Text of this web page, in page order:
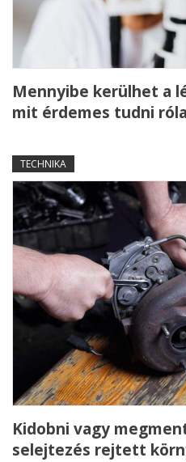
Mennyibe kerülhet a
mit érdemes tudni
TECHNIKA
Kidobni vagy
selejtezés rejtett